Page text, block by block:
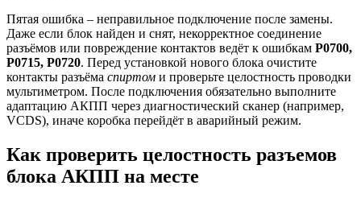
Пятая ошибка – неправильное подключение после замены.
Даже если блок найден и снят, некорректное соединение
разъёмов или повреждение контактов ведёт к ошибкам P0700,
P0715, P0720. Перед установкой нового блока очистите
контакты разъёма спиртом и проверьте целостность проводки
мультиметром. После подключения обязательно выполните
адаптацию АКПП через диагностический сканер (например,
VCDS), иначе коробка перейдёт в аварийный режим.
Как проверить целостность разъемов
блока АКПП на месте